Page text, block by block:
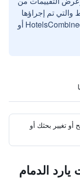
والتي تم إجراؤها
بواسطة مستخدمين حقيقيين مع HotelsCombined أو
أو تغيير بحثك أو
الدمام